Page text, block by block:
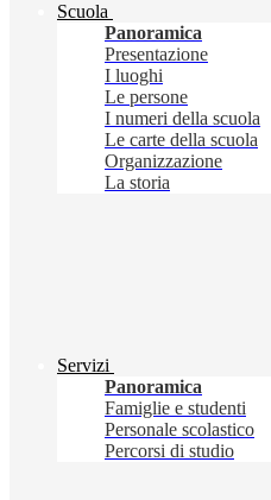
Scuola
Panoramica
Presentazione
I luoghi
Le persone
I numeri della scuola
Le carte della scuola
Organizzazione
La storia
Servizi
Panoramica
Famiglie e studenti
Personale scolastico
Percorsi di studio